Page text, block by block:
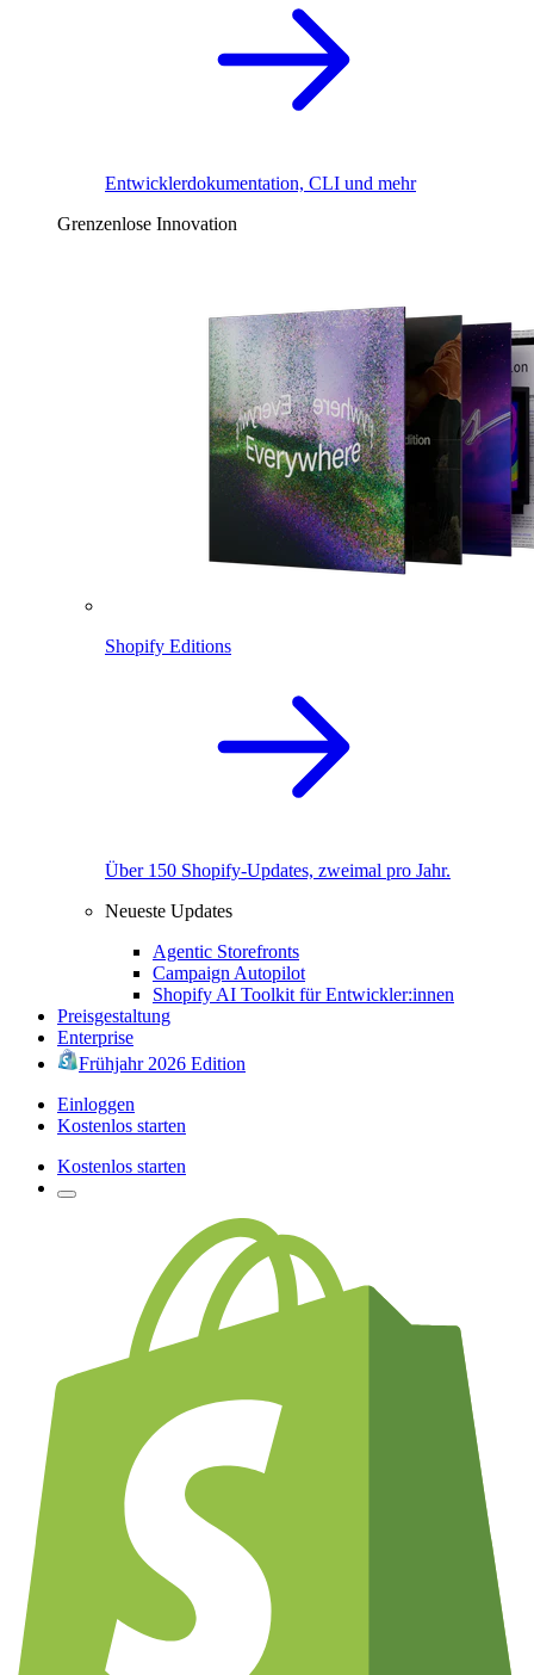
Entwicklerdokumentation, CLI und mehr
Grenzenlose Innovation
Shopify Editions
Über 150 Shopify-Updates, zweimal pro Jahr.
Neueste Updates
Agentic Storefronts
Campaign Autopilot
Shopify AI Toolkit für Entwickler:innen
Preisgestaltung
Enterprise
Frühjahr 2026 Edition
Einloggen
Kostenlos starten
Kostenlos starten